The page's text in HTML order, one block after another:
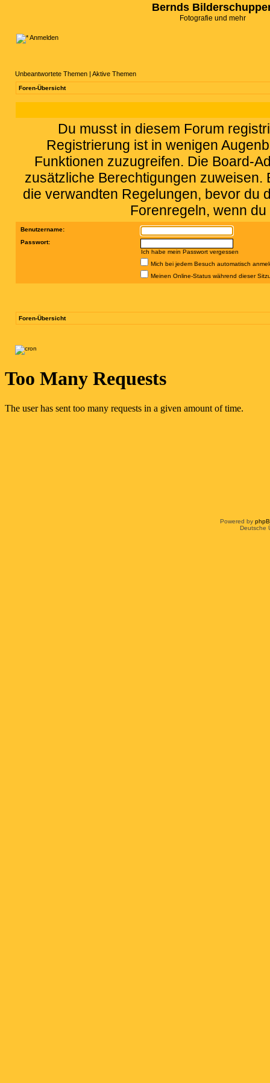
Bernds
Fotografie und mehr
Anmelden
Unbeantwortete Themen | Aktive Themen
Foren-Übersicht
Du musst in diesem Forum
Registrierung ist in wenigen
Funktionen zuzugreifen. Die Board-
zusätzliche Berechtigungen
die verwandten Regelungen, bevor du
Forenregeln, wenn
Benutzername:
Passwort:
Ich habe mein Passwort vergessen
Mich bei jedem Besuch automatisch
Meinen Online-Status während dieser
Foren-Übersicht
Powered by
Deutsche